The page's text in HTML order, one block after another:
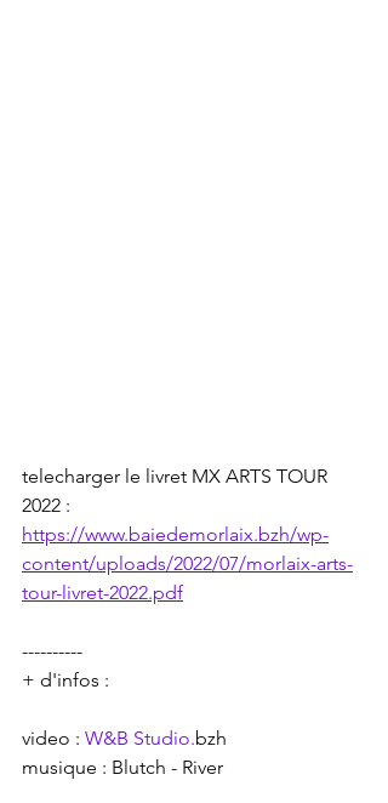
telecharger le livret MX ARTS TOUR
2022 :
https://www.baiedemorlaix.bzh/wp-
content/uploads/2022/07/morlaix-arts-
tour-livret-2022.pdf
----------
+ d'infos :
video : W&B Studio.bzh
musique : Blutch - River